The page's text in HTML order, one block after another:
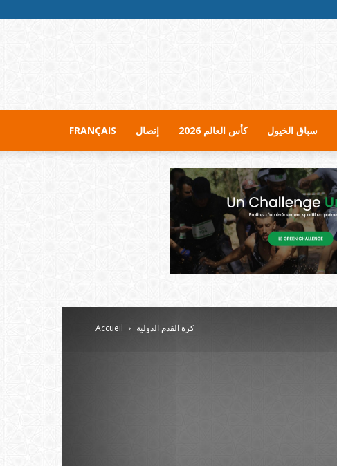
FRANÇAIS إتصال كأس العالم 2026 سباق الخيول
Accueil كرة القدم الدولية